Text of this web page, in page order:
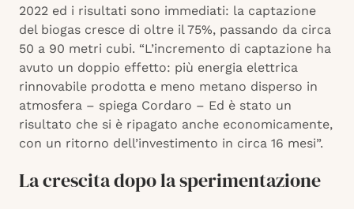
2022 ed i risultati sono immediati: la captazione
del biogas cresce di oltre il 75%, passando da circa
50 a 90 metri cubi. “L’incremento di captazione ha
avuto un doppio effetto: più energia elettrica
rinnovabile prodotta e meno metano disperso in
atmosfera – spiega Cordaro – Ed è stato un
risultato che si è ripagato anche economicamente,
con un ritorno dell’investimento in circa 16 mesi”.
La crescita dopo la sperimentazione